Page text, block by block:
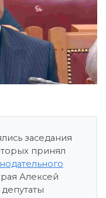
заседания
принял
Алексей